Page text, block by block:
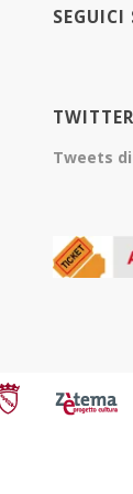
SEGUICI
TWITTER
Tweets